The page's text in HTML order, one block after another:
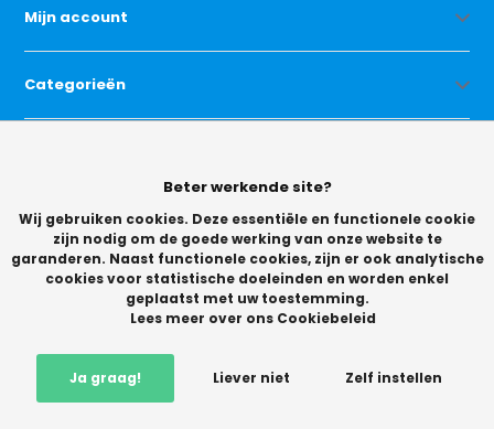
Mijn account
Categorieën
© Copyright 2026 -
Beter werkende site?
Wij gebruiken cookies. Deze essentiële en functionele cookie
zijn nodig om de goede werking van onze website te
garanderen. Naast functionele cookies, zijn er ook analytische
cookies voor statistische doeleinden en worden enkel
geplaatst met uw toestemming.
Lees meer over ons Cookiebeleid
Ja graag! Liever niet Zelf instellen